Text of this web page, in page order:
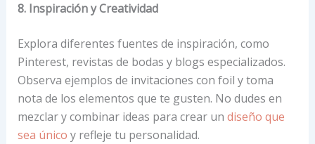
8. Inspiración y Creatividad
Explora diferentes fuentes de inspiración, como
Pinterest, revistas de bodas y blogs especializados.
Observa ejemplos de invitaciones con foil y toma
nota de los elementos que te gusten. No dudes en
mezclar y combinar ideas para crear un diseño que
sea único y refleje tu personalidad.